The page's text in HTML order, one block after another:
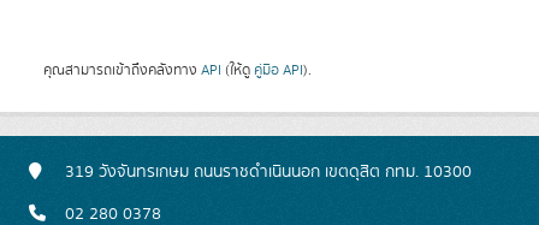
คุณสามารถเข้าถึงคลังทาง API (ให้ดู คู่มือ API).
319 วังจันทรเกษม ถนนราชดำเนินนอก เขตดุสิต กทม. 10300
02 280 0378